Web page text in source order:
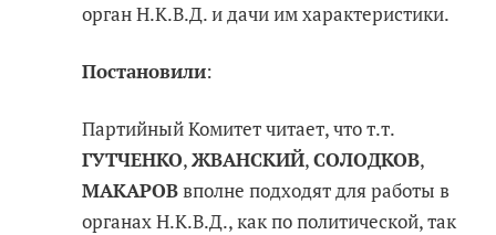
орган Н.К.В.Д. и дачи им характеристики.
Постановили:
Партийный Комитет читает, что т.т.
ГУТЧЕНКО,ЖВАНСКИЙ,СОЛОДКОВ,
МАКАРОВвполне подходят для работы в
органах Н.К.В.Д., как по политической, так